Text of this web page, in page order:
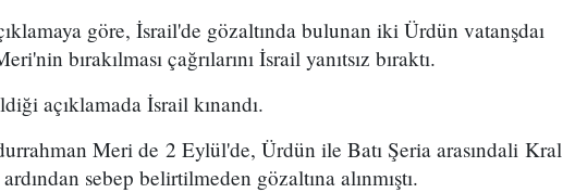
göre, İsrail'de gözaltında bulunan iki Ürdün vatanşdaı
bırakılması çağrılarını İsrail yanıtsız bıraktı.
açıklamada İsrail kınandı.
Meri de 2 Eylül'de, Ürdün ile Batı Şeria arasındali Kral
sebep belirtilmeden gözaltına alınmıştı.